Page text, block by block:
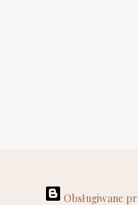
Obsługiwane